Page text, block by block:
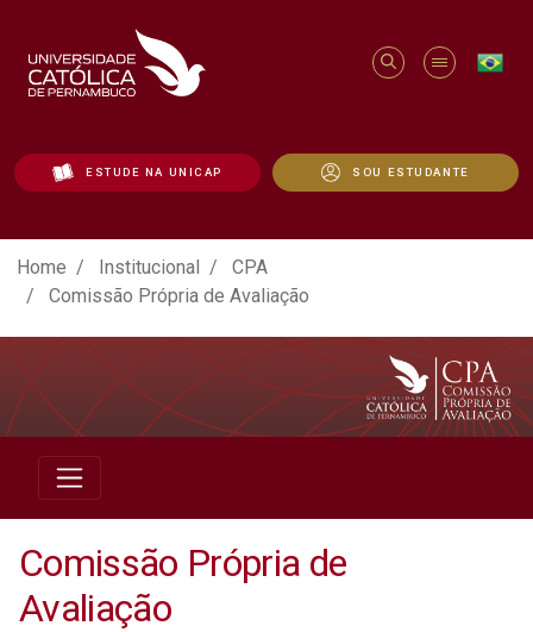
ESTUDE NA UNICAP SOU ESTUDANTE
CPA - Comissão Própria de Avaliação -
Home Institucional
CPA
Comissão Própria de Avaliação
Comissão Própria de
Avaliação